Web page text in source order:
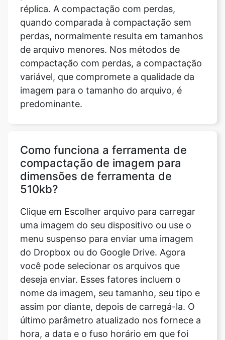
de arquivo menores. Nos métodos de
compactação com perdas, a compactação
variável, que compromete a qualidade da
imagem para o tamanho do arquivo, é
predominante.
Como funciona a ferramenta de
510kb?
Clique em Escolher arquivo para carregar
uma imagem do seu dispositivo ou use o
menu suspenso para enviar uma imagem
do Dropbox ou do Google Drive. Agora
você pode selecionar os arquivos que
deseja enviar. Esses fatores incluem o
nome da imagem, seu tamanho, seu tipo e
assim por diante, depois de carregá-la. O
último parâmetro atualizado nos fornece a
hora, a data e o fuso horário em que foi
modificado pela última vez. Isso também
exibe um indicador de progresso após o
upload e antes de começarmos a alterar o